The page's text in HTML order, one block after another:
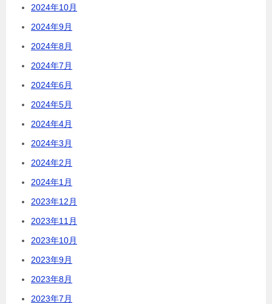
2024年10月
2024年9月
2024年8月
2024年7月
2024年6月
2024年5月
2024年4月
2024年3月
2024年2月
2024年1月
2023年12月
2023年11月
2023年10月
2023年9月
2023年8月
2023年7月